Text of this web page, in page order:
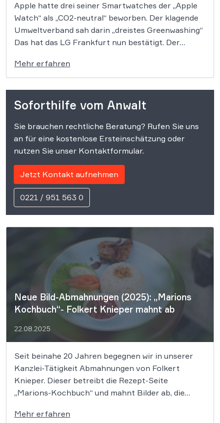
Apple hatte drei seiner Smartwatches der „Apple
Watch“ als „CO2-neutral“ beworben. Der klagende
Umweltverband sah darin „dreistes Greenwashing“
Das hat das LG Frankfurt nun bestätigt. Der
Internet unter anderem mit dem Werbeslogan „Die
Apple Watch ist unser erstes CO2 neutrales
Produkt“ beworben. Gegen diese […]
Mehr erfahren
Soforthilfe vom Anwalt
Sie brauchen rechtliche Beratung? Rufen Sie uns
an für eine kostenlose Ersteinschätzung oder
nutzen Sie unser Kontaktformular.
Jetzt Kontakt aufnehmen
0221 / 951 563 0
Neue Bild-Abmahnungen (2025): „Marions
Kochbuch“- Folkert Knieper mahnt ab
22.08.2025
Seit beinahe 20 Jahren begegnen wir in unserer
Kanzlei-Tätigkeit Abmahnungen von Folkert
Knieper. Dieser betreibt die Rezept-Seite
„Marions-Kochbuch“ und mahnt Bilder ab, die
auf Drittseiten angeblich ohne entsprechende
Mehr erfahren